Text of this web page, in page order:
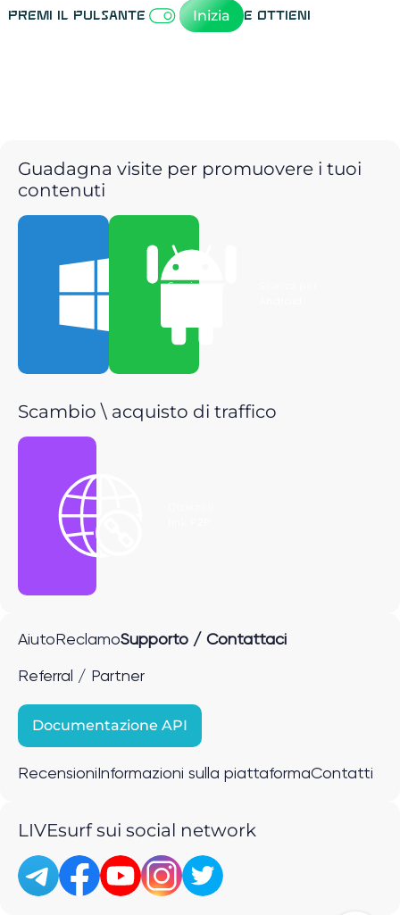
Premi il pulsante Inizia e ottieni
Guadagna visite per promuovere i tuoi
contenuti
Scarica per
Scambio \ acquisto di traffico
Aiuto ReclamoSupporto / Contattaci
Referral / Partner
Documentazione API
Recensioni Informazioni sulla piattaformaContatti
LIVEsurf sui social network